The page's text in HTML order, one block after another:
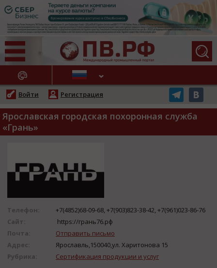
НОВОСТИ
Войти Регистрация
Ярославская городская похоронная служба
«Грань»
Телефон:
+7(4852)68-09-68, +7(903)823-38-42, +7(961)023-86-76
Сайт:
https://грань76.рф
Почта:
Отправить письмо
Адрес:
Ярославль,150040,ул. Харитонова 15
Рубрика:
Сертификация продукции и услуг